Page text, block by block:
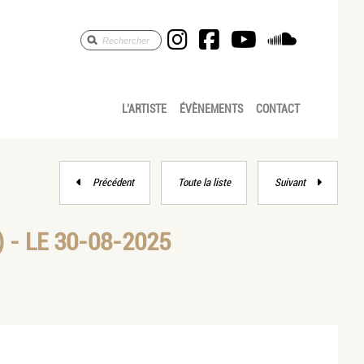
Anne Céline Pic
Anne Céline Pic
AnneAnne
ÉVÈNEMENTS
L’ARTISTE CONTACT
Précédent
Toute la liste Suivant
- LE 30-08-2025